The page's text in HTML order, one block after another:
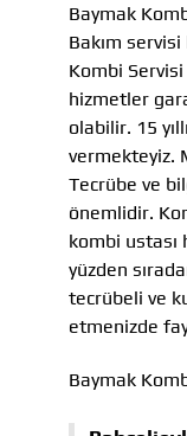
Baymak
Bakım
Kombi
hizmetler
olabilir. 15
vermekteyiz.
Tecrübe ve
önemlidir.
kombi ustası
yüzden
tecrübeli ve
etmenizde
Baymak